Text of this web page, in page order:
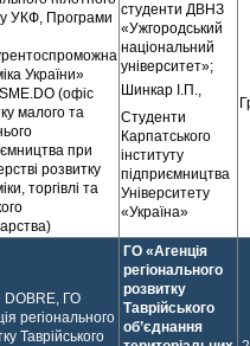
УКФ, Програми
України»
(офіс
малого та
при
розвитку
торгівлі та
студенти ДВНЗ
«Ужгородський
національний
університет»;
Шинкар І.П.,
Студенти
Карпатського
інституту
підприємництва
Університету
«Україна»
DOBRE, ГО
регіонального
Таврійського
ГО «Агенція
регіонального
розвитку
Таврійського
об’єднання